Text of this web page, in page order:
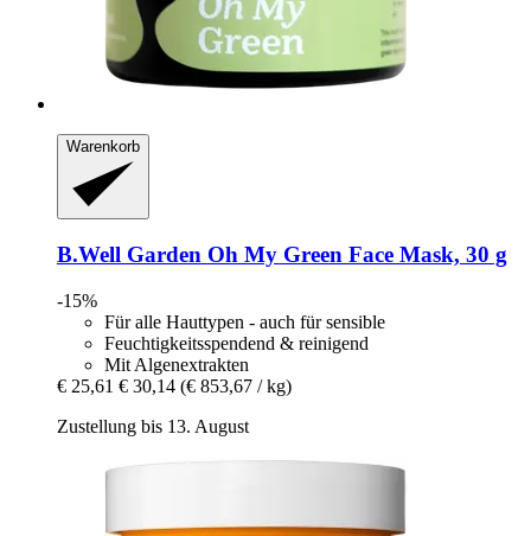
Warenkorb
B.Well Garden Oh My Green Face Mask, 30 g
-15%
Für alle Hauttypen - auch für sensible
Feuchtigkeitsspendend & reinigend
Mit Algenextrakten
€ 25,61 € 30,14 (€ 853,67 / kg)
Zustellung bis 13. August